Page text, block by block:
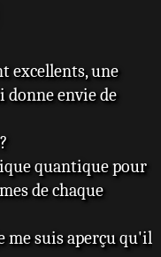
excellents, une
envie de
quantique pour
de chaque
me suis aperçu qu'il